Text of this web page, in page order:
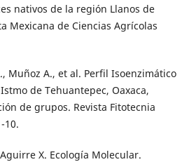
nativos de la región Llanos de
Mexicana de Ciencias Agrícolas
Muñoz A., et al. Perfil Isoenzimático
de Tehuantepec, Oaxaca,
de grupos. Revista Fitotecnia
10.
X. Ecología Molecular.